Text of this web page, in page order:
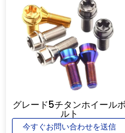
グレード5チタンホイールボ
ルト
今すぐお問い合わせを送信